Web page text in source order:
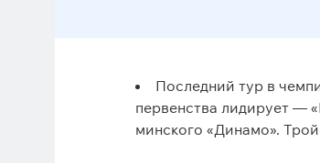
Последний тур в
первенства лидирует —
минского «Динамо».